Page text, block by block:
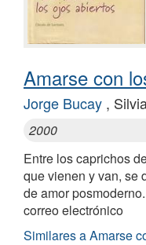
Amarse con
Jorge Bucay ,
2000
Entre los caprichos
que vienen y van, se
de amor
correo electrónico
Similares a Amarse